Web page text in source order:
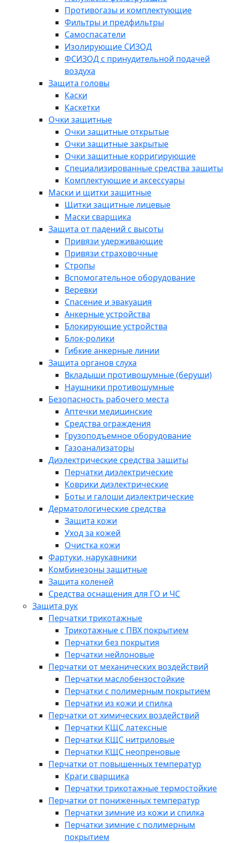
Противогазы и комплектующие
Фильтры и предфильтры
Самоспасатели
Изолирующие СИЗОД
ФСИЗОД с принудительной подачей
воздуха
Защита головы
Каски
Каскетки
Очки защитные
Очки защитные открытые
Очки защитные закрытые
Очки защитные корригирующие
Специализированные средства защиты
Комплектующие и аксессуары
Маски и щитки защитные
Щитки защитные лицевые
Маски сварщика
Защита от падений с высоты
Привязи удерживающие
Привязи страховочные
Стропы
Вспомогательное оборудование
Веревки
Спасение и эвакуация
Анкерные устройства
Блокирующие устройства
Блок-ролики
Гибкие анкерные линии
Защита органов слуха
Вкладыши противошумные (беруши)
Наушники противошумные
Безопасность рабочего места
Аптечки медицинские
Средства ограждения
Грузоподъемное оборудование
Газоанализаторы
Диэлектрические средства защиты
Перчатки диэлектрические
Коврики диэлектрические
Боты и галоши диэлектрические
Дерматологические средства
Защита кожи
Уход за кожей
Очистка кожи
Фартуки, нарукавники
Комбинезоны защитные
Защита коленей
Средства оснащения для ГО и ЧС
Защита рук
Перчатки трикотажные
Трикотажные с ПВХ покрытием
Перчатки без покрытия
Перчатки нейлоновые
Перчатки от механических воздействий
Перчатки маслобензостойкие
Перчатки с полимерным покрытием
Перчатки из кожи и спилка
Перчатки от химических воздействий
Перчатки КЩС латексные
Перчатки КЩС нитриловые
Перчатки КЩС неопреновые
Перчатки от повышенных температур
Краги сварщика
Перчатки трикотажные термостойкие
Перчатки от пониженных температур
Перчатки зимние из кожи и спилка
Перчатки зимние с полимерным
покрытием